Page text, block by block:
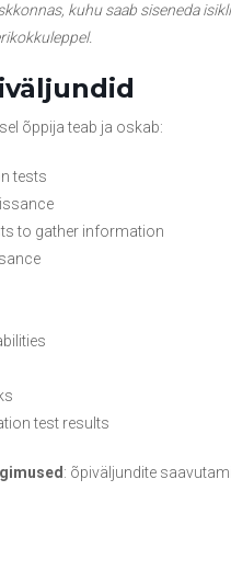
kuhu saab siseneda
õppija teab ja oskab:
tests
to gather information
test results
: õpiväljundite